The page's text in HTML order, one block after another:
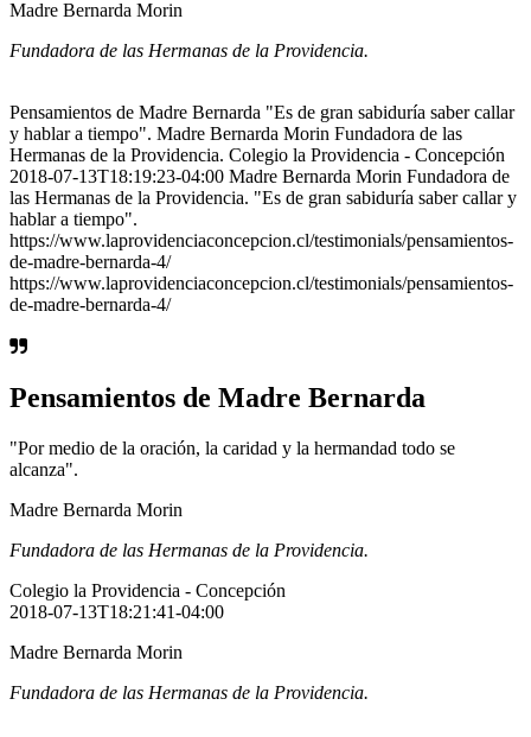
Madre Bernarda Morin
Fundadora de las Hermanas de la Providencia.
Pensamientos de Madre Bernarda "Es de gran sabiduría saber callar
y hablar a tiempo". Madre Bernarda Morin Fundadora de las
Hermanas de la Providencia. Colegio la Providencia - Concepción
2018-07-13T18:19:23-04:00 Madre Bernarda Morin Fundadora de
las Hermanas de la Providencia. "Es de gran sabiduría saber callar y
hablar a tiempo".
https://www.laprovidenciaconcepcion.cl/testimonials/pensamientos-
de-madre-bernarda-4/
https://www.laprovidenciaconcepcion.cl/testimonials/pensamientos-
de-madre-bernarda-4/
Pensamientos de Madre Bernarda
"Por medio de la oración, la caridad y la hermandad todo se
alcanza".
Madre Bernarda Morin
Fundadora de las Hermanas de la Providencia.
Colegio la Providencia - Concepción
2018-07-13T18:21:41-04:00
Madre Bernarda Morin
Fundadora de las Hermanas de la Providencia.